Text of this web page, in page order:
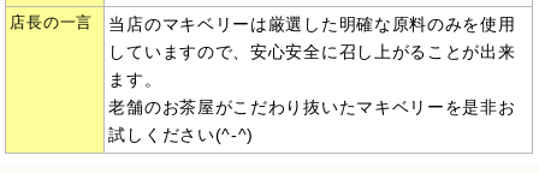
店長の一言
当店のマキベリーは厳選した明確な原料のみを使用
していますので、安心安全に召し上がることが出来
ます。
老舗のお茶屋がこだわり抜いたマキベリーを是非お
試しください(^-^)